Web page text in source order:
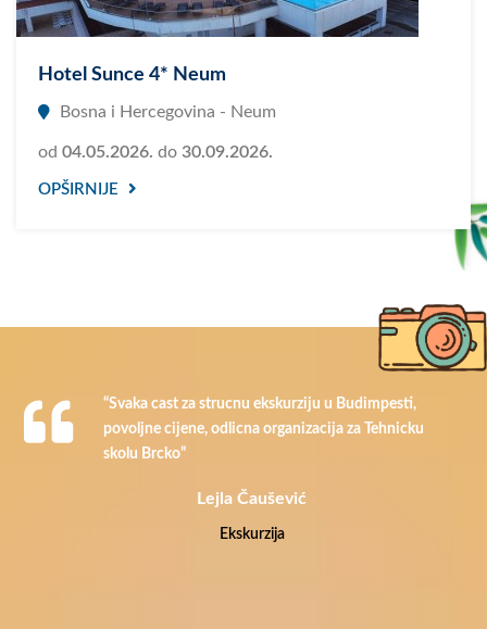
Hotel Sunce 4* Neum
Bosna i Hercegovina - Neum
od 04.05.2026. do 30.09.2026.
OPŠIRNIJE
“Svaka cast za strucnu ekskurziju u Budimpesti,
povoljne cijene, odlicna organizacija za Tehnicku
skolu Brcko”
Lejla Čaušević
Ekskurzija